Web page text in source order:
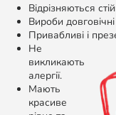
Відрізняються
Вироби довговічні
Привабливі і
Не
викликають
алергії.
Мають
красиве